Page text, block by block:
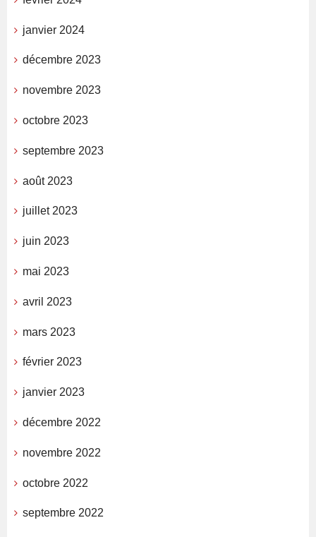
janvier 2024
décembre 2023
novembre 2023
octobre 2023
septembre 2023
août 2023
juillet 2023
juin 2023
mai 2023
avril 2023
mars 2023
février 2023
janvier 2023
décembre 2022
novembre 2022
octobre 2022
septembre 2022